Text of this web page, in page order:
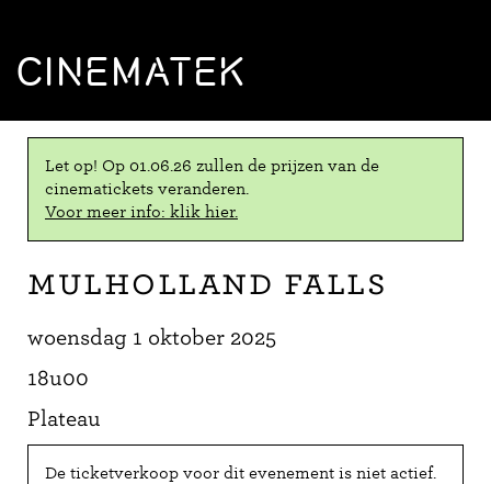
CINEMATEK
Let op! Op 01.06.26 zullen de prijzen van de
cinematickets veranderen.
Voor meer info: klik hier.
Mulholland Falls
woensdag 1 oktober 2025
18u00
Plateau
De ticketverkoop voor dit evenement is niet actief.